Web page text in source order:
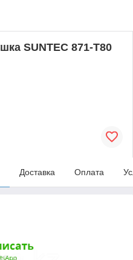
SUNTEC 871-T80
Доставка Оплата